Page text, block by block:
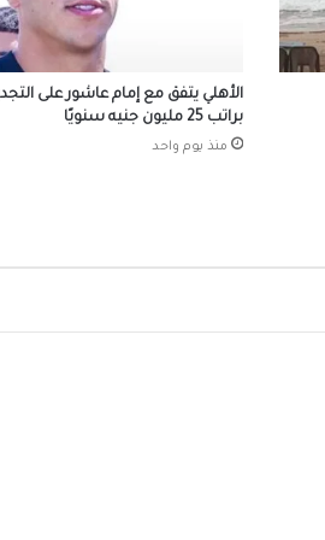
أحمال الزلازل على المباني
خلال جولة في مطروح.. مدبولي يتفقد أعمال
ورفع كفاءة مستشفى رأس الحكمة
براتب 25 مليون جنيه سنويًا
منذ يوم واحد